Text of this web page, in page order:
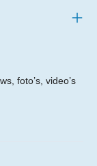
foto’s, video’s